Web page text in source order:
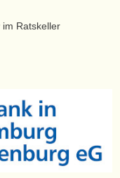
Ratskeller